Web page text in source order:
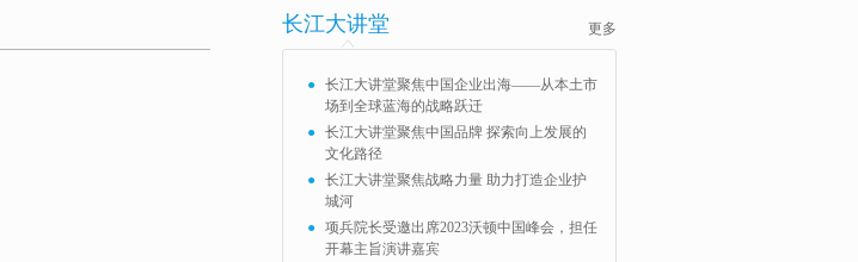
长江大讲堂 更多
● 长江大讲堂聚焦中国企业出海——从本土市
场到全球蓝海的战略跃迁
● 长江大讲堂聚焦中国品牌 探索向上发展的
文化路径
● 长江大讲堂聚焦战略力量 助力打造企业护
城河
● 项兵院长受邀出席2023沃顿中国峰会，担任
开幕主旨演讲嘉宾